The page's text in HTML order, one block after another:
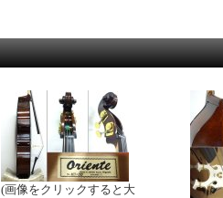
(画像をクリックすると大